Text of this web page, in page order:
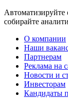
Автоматизируйте
собирайте
О компании
Наши
Партнерам
Реклама на
Новости и
Инвесторам
Кандидаты